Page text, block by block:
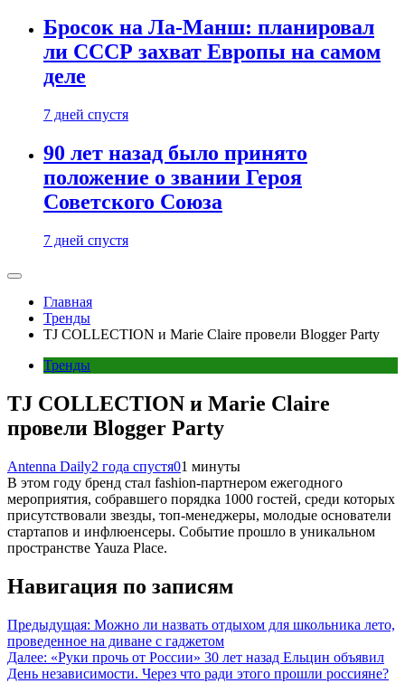
Бросок на Ла-Манш: планировал
ли СССР захват Европы на самом
деле
7 дней спустя
90 лет назад было принято
положение о звании Героя
Советского Союза
7 дней спустя
Главная
Тренды
TJ COLLECTION и Marie Claire провели Blogger Party
Тренды
TJ COLLECTION и Marie Claire
провели Blogger Party
Antenna Daily2 года спустя01 минуты
В этом году бренд стал fashion-партнером ежегодного
мероприятия, собравшего порядка 1000 гостей, среди которых
присутствовали звезды, топ-менеджеры, молодые основатели
стартапов и инфлюенсеры. Событие прошло в уникальном
пространстве Yauza Place.
Навигация по записям
Предыдущая: Можно ли назвать отдыхом для школьника лето,
проведенное на диване с гаджетом
Далее: «Руки прочь от России» 30 лет назад Ельцин объявил
День независимости. Через что ради этого прошли россияне?